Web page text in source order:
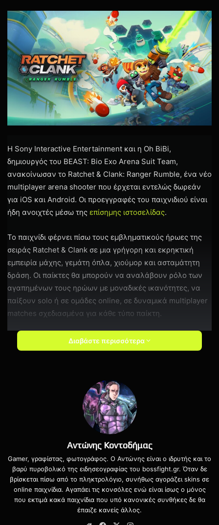
Η Sony Interactive Entertainment και η Oh BiBi,
δημιουργός του BEAST: Bio Exo Arena Suit Team,
ανακοίνωσαν το Ratchet & Clank: Ranger Rumble, ένα νέο
multiplayer arena shooter που έρχεται εντελώς δωρεάν
για iOS και Android. Οι προεγγραφές του παιχνιδιού είναι
ήδη ανοιχτές μέσω της επίσημης ιστοσελίδας.
Το παιχνίδι φέρνει πίσω τους εμβληματικούς ήρωες της
σειράς Ratchet & Clank σε μια γρήγορη και εκρηκτική
εμπειρία μάχης, γεμάτη όπλα, χιούμορ και ασταμάτητη
δράση. Οι παίκτες θα μπορούν να αναλάβουν ρόλο των
αγαπημένων τους ηρώων με μοναδικές ικανότητες, να
παίξουν solo ή σε ομάδες online, σε δυναμικά multiplayer
matches σχεδιασμένα για κάθε τύπο παίκτη.
Το Ratchet & Clank: Ranger Rumble θα είναι δωρεάν
διαθέσιμο σύντομα, φέρνοντας το σύμπαν της σειράς για
δεύτερη φορά στις mobile πλατφόρμες μετά το Ratchet &
Clank: Before the Nexus.
Διαβάστε περισσότερα
Αντώνης Κοντοδήμας
Gamer, γραφίστας, φωτογράφος. Ο Αντώνης είναι ο ιδρυτής και το
βαρύ πυροβολικό της ειδησεογραφίας του bossfight.gr. Όταν δε
βρίσκεται πίσω από το πληκτρολόγιο, συνήθως αγοράζει skins σε
online παιχνίδια. Αγαπάει τις κονσόλες ενώ είναι ίσως ο μόνος
που εκτιμά κακά παιχνίδια που υπό κανονικές συνθήκες δε θα
έπαιζε κανείς άλλος.